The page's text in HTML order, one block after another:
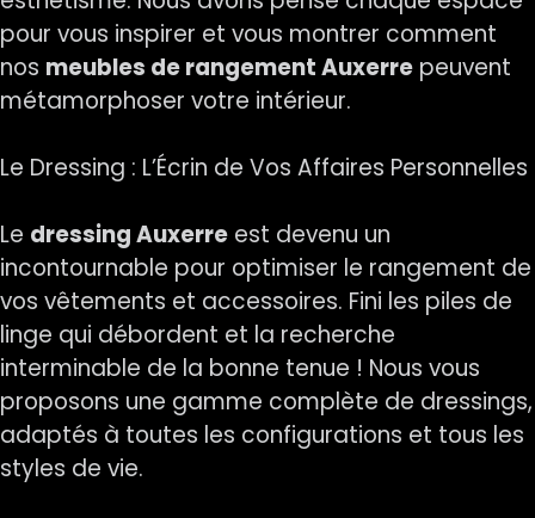
pour vous inspirer et vous montrer comment
nos meubles de rangement Auxerre peuvent
métamorphoser votre intérieur.
Le Dressing : L’Écrin de Vos Affaires Personnelles
Le dressing Auxerre est devenu un
incontournable pour optimiser le rangement de
vos vêtements et accessoires. Fini les piles de
linge qui débordent et la recherche
interminable de la bonne tenue ! Nous vous
proposons une gamme complète de dressings,
adaptés à toutes les configurations et tous les
styles de vie.